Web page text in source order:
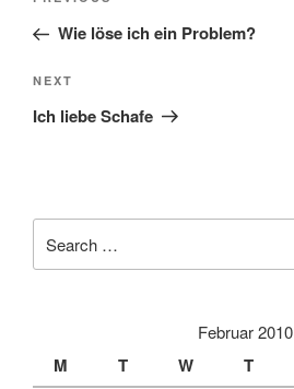
PostWie löse ich ein Problem?
Next
Post
NEXT
Ich liebe Schafe
for:
Februar 2010
M T W T